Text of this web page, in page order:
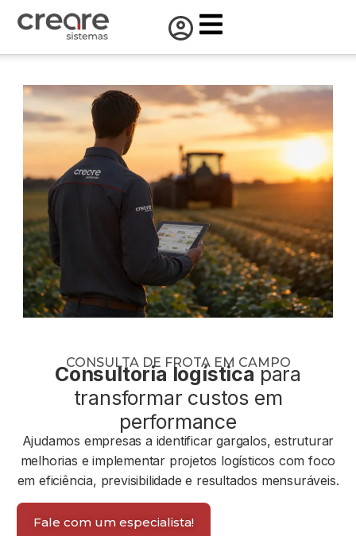
CONSULTA DE FROTA EM CAMPO
Consultoria logísticapara
transformar custos em
performance
Ajudamos empresas a identificar gargalos, estruturar
melhorias e implementar projetos logísticos com foco
em eficiência, previsibilidade e resultados mensuráveis.
Fale com um especialista!